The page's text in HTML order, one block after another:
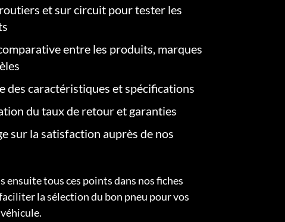
et sur circuit pour tester les
entre les produits, marques
des caractéristiques et spécifications
du taux de retour et garanties
sur la satisfaction auprès de nos
ensuite tous ces points dans nos fiches
la sélection du bon pneu pour vos